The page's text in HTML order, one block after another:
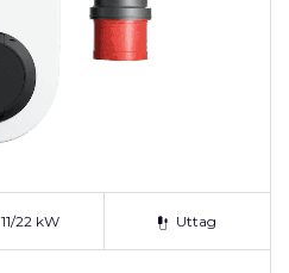
11/22 kW Uttag